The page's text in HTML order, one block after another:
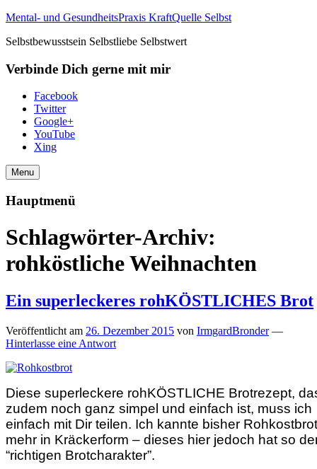
Mental- und GesundheitsPraxis KraftQuelle Selbst
Selbstbewusstsein Selbstliebe Selbstwert
Verbinde Dich gerne mit mir
Facebook
Twitter
Google+
YouTube
Xing
Menu
Hauptmenü
Schlagwörter-Archiv:
rohköstliche Weihnachten
Ein superleckeres rohKÖSTLICHES Brot
Veröffentlicht am 26. Dezember 2015 von IrmgardBronder —
Hinterlasse eine Antwort
Diese superleckere rohKÖSTLICHE Brotrezept,
zudem noch ganz simpel und einfach ist, muss ich
einfach mit Dir teilen. Ich kannte bisher Rohkostbrot
mehr in Kräckerform – dieses hier jedoch hat so
“richtigen Brotcharakter”.